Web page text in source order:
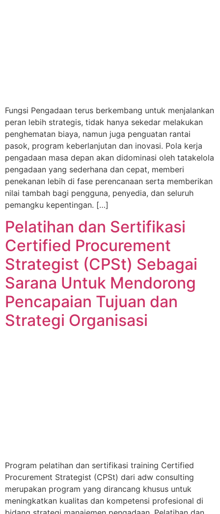
Fungsi Pengadaan terus berkembang untuk menjalankan
peran lebih strategis, tidak hanya sekedar melakukan
penghematan biaya, namun juga penguatan rantai
pasok, program keberlanjutan dan inovasi. Pola kerja
pengadaan masa depan akan didominasi oleh tatakelola
pengadaan yang sederhana dan cepat, memberi
penekanan lebih di fase perencanaan serta memberikan
nilai tambah bagi pengguna, penyedia, dan seluruh
pemangku kepentingan. […]
Pelatihan dan Sertifikasi
Certified Procurement
Strategist (CPSt) Sebagai
Sarana Untuk Mendorong
Pencapaian Tujuan dan
Strategi Organisasi
Program pelatihan dan sertifikasi training Certified
Procurement Strategist (CPSt) dari adw consulting
merupakan program yang dirancang khusus untuk
meningkatkan kualitas dan kompetensi profesional di